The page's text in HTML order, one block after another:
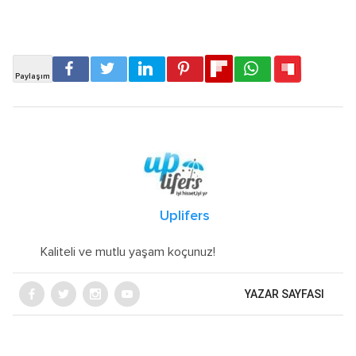
Uplifers
Kaliteli ve mutlu yaşam koçunuz!
YAZAR SAYFASI